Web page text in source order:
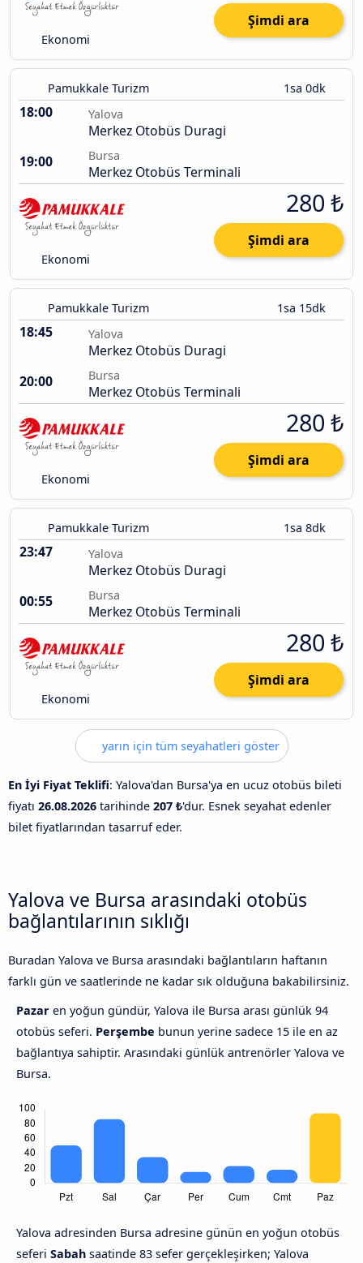
Ekonomi
Şimdi ara
Pamukkale Turizm 1sa 0dk
18:00 Yalova
Merkez Otobüs Duragi
19:00
Bursa
Merkez Otobüs Terminali
Ekonomi
280 ₺
Şimdi ara
Pamukkale Turizm 1sa 15dk
18:45 Yalova
Merkez Otobüs Duragi
20:00
Bursa
Merkez Otobüs Terminali
Ekonomi
280 ₺
Şimdi ara
Pamukkale Turizm 1sa 8dk
23:47 Yalova
Merkez Otobüs Duragi
00:55
Bursa
Merkez Otobüs Terminali
Ekonomi
280 ₺
Şimdi ara
yarın için tüm seyahatleri göster
En İyi Fiyat Teklifi: Yalova'dan Bursa'ya en ucuz otobüs bileti
fiyatı 26.08.2026 tarihinde 207 ₺'dur. Esnek seyahat edenler
bilet fiyatlarından tasarruf eder.
Yalova ve Bursa arasındaki otobüs
bağlantılarının sıklığı
Buradan Yalova ve Bursa arasındaki bağlantıların haftanın
farklı gün ve saatlerinde ne kadar sık olduğuna bakabilirsiniz.
Pazar en yoğun gündür, Yalova ile Bursa arası günlük 94
otobüs seferi. Perşembe bunun yerine sadece 15 ile en az
bağlantıya sahiptir. Arasındaki günlük antrenörler Yalova ve
Bursa.
Yalova adresinden Bursa adresine günün en yoğun otobüs
seferi Sabah saatinde 83 sefer gerçekleşirken; Yalova